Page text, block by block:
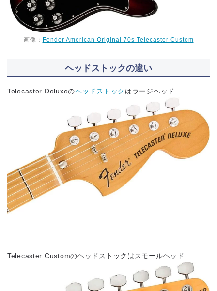
画像： Fender American Original 70s Telecaster Custom
ヘッドストックの違い
Telecaster Deluxeのヘッドストック はラージヘッド
Telecaster Customのヘッドストックはスモールヘッド